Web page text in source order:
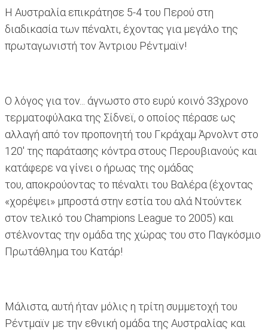
Η Αυστραλία επικράτησε 5-4 του Περού στη
διαδικασία των πέναλτι, έχοντας για μεγάλο της
πρωταγωνιστή τον Άντριου Ρέντμαϊν!
Ο λόγος για τον... άγνωστο στο ευρύ κοινό 33χρονο
τερματοφύλακα της Σίδνεϊ, ο οποίος πέρασε ως
αλλαγή από τον προπονητή του Γκράχαμ Άρνολντ στο
120' της παράτασης κόντρα στους Περουβιανούς και
κατάφερε να γίνει ο ήρωας της ομάδας
του, αποκρούοντας το πέναλτι του Βαλέρα (έχοντας
«χορέψει» μπροστά στην εστία του αλά Ντούντεκ
στον τελικό του Champions League το 2005) και
στέλνοντας την ομάδα της χώρας του στο Παγκόσμιο
Πρωτάθλημα του Κατάρ!
Μάλιστα, αυτή ήταν μόλις η τρίτη συμμετοχή του
Ρέντμαϊν με την εθνική ομάδα της Αυστραλίας και